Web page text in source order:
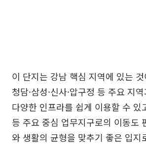
이 단지는 강남 핵심 지역에 있는
청담·삼성·신사·압구정 등 주요 지
다양한 인프라를 쉽게 이용할 수 있
등 주요 중심 업무지구로의 이동도
와 생활의 균형을 맞추기 좋은 입지